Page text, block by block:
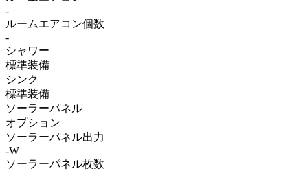
-
ルームエアコン個数
-
シャワー
標準装備
シンク
標準装備
ソーラーパネル
オプション
ソーラーパネル出力
-W
ソーラーパネル枚数